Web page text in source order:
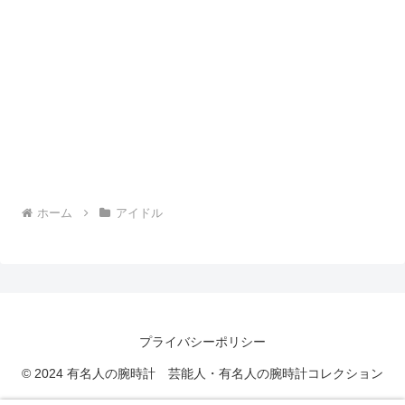
ホーム アイドル
プライバシーポリシー
© 2024 有名人の腕時計 芸能人・有名人の腕時計コレクション